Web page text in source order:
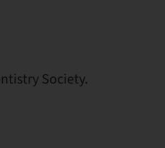
Society.